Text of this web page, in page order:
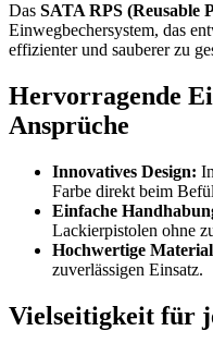
Das SATA RPS (Reusable
Einwegbechersystem, das
effizienter und sauberer zu
Hervorragende
Ansprüche
Innovatives Design:
Farbe direkt beim
Einfache
Lackierpistolen ohne
Hochwertige
zuverlässigen Einsatz.
Vielseitigkeit für